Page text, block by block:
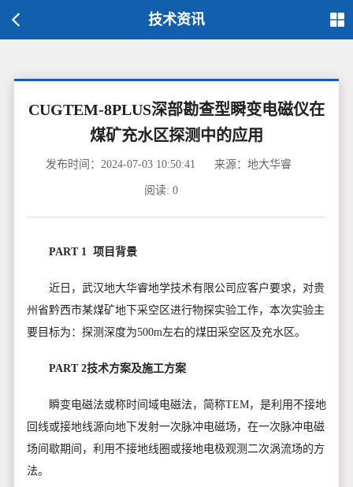
技术资讯
CUGTEM-8PLUS深部勘查型瞬变电磁仪在
煤矿充水区探测中的应用
发布时间：2024-07-03 10:50:41 来源：地大华睿
阅读: 0
PART 1 项目背景
近日，武汉地大华睿地学技术有限公司应客户要求，对贵
州省黔西市某煤矿地下采空区进行物探实验工作，本次实验主
要目标为：探测深度为500m左右的煤田采空区及充水区。
PART 2技术方案及施工方案
瞬变电磁法或称时间域电磁法，简称TEM，是利用不接地
回线或接地线源向地下发射一次脉冲电磁场，在一次脉冲电磁
场间歇期间，利用不接地线圈或接地电极观测二次涡流场的方
法。